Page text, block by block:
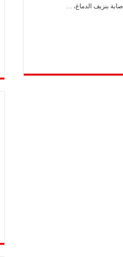
بنزيف الدماغ، …